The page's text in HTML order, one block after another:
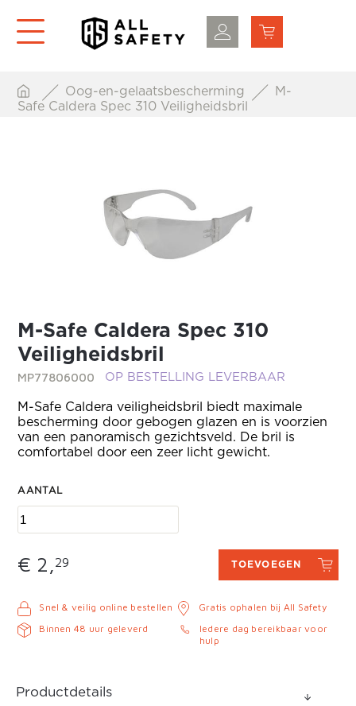
Oog-en-gelaatsbescherming
M-
Safe Caldera Spec 310 Veiligheidsbril
M-Safe Caldera Spec 310
Veiligheidsbril
MP77806000 OP BESTELLING LEVERBAAR
M-Safe Caldera veiligheidsbril biedt maximale
bescherming door gebogen glazen en is voorzien
van een panoramisch gezichtsveld. De bril is
comfortabel door een zeer licht gewicht.
AANTAL
€ 2,29 TOEVOEGEN
Snel & veilig online bestellen
Binnen 48 uur geleverd
Gratis ophalen bij All Safety
Iedere dag bereikbaar voor
hulp
Productdetails